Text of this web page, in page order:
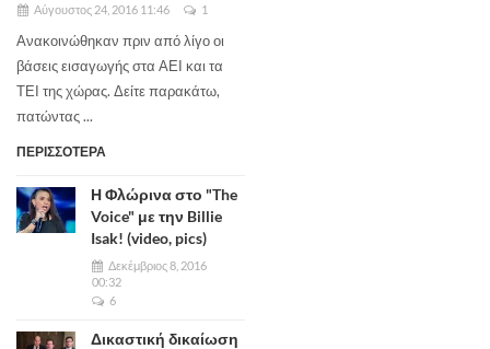
Αύγουστος 24, 2016 11:46 1
Ανακοινώθηκαν πριν από λίγο οι
βάσεις εισαγωγής στα ΑΕΙ και τα
ΤΕΙ της χώρας. Δείτε παρακάτω,
πατώντας ...
ΠΕΡΙΣΣΟΤΕΡΑ
Η Φλώρινα στο "The
Voice" με την Billie
Isak! (video, pics)
Δεκέμβριος 8, 2016
00:32
6
Δικαστική δικαίωση